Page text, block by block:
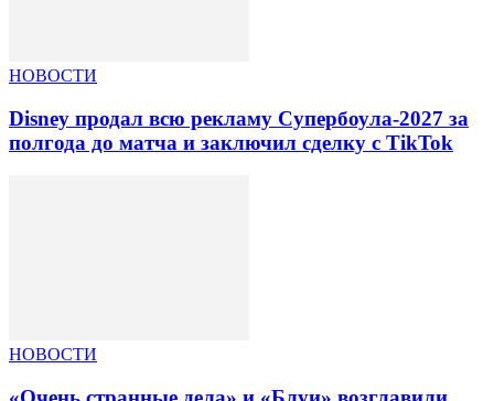
НОВОСТИ
Disney продал всю рекламу Супербоула-2027 за
полгода до матча и заключил сделку с TikTok
НОВОСТИ